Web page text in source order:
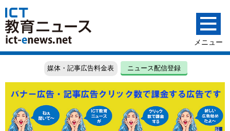
媒体・記事広告料金表 ニュース配信登録